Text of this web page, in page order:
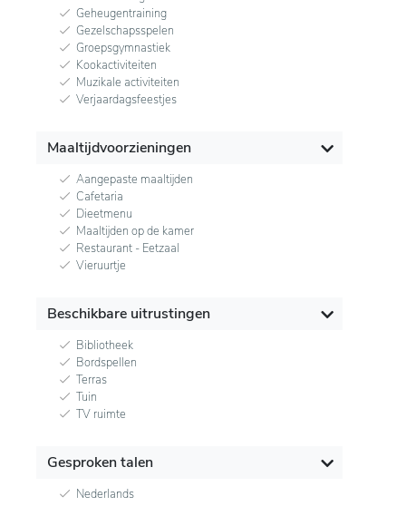
Geheugentraining
Gezelschapsspelen
Groepsgymnastiek
Kookactiviteiten
Muzikale activiteiten
Verjaardagsfeestjes
Maaltijdvoorzieningen
Aangepaste maaltijden
Cafetaria
Dieetmenu
Maaltijden op de kamer
Restaurant - Eetzaal
Vieruurtje
Beschikbare uitrustingen
Bibliotheek
Bordspellen
Terras
Tuin
TV ruimte
Gesproken talen
Nederlands